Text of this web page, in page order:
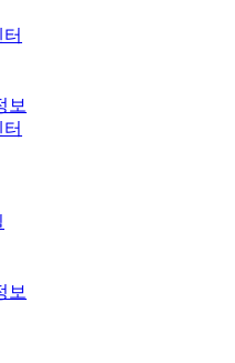
보
보